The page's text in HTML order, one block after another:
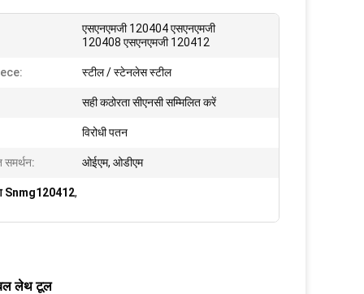
एसएनएमजी 120404 एसएनएमजी
120408 एसएनएमजी 120412
स्टील / स्टेनलेस स्टील
सही कठोरता सीएनसी सम्मिलित करें
विरोधी पतन
ओईएम, ओडीएम
Snmg120412,
लेथ टूल